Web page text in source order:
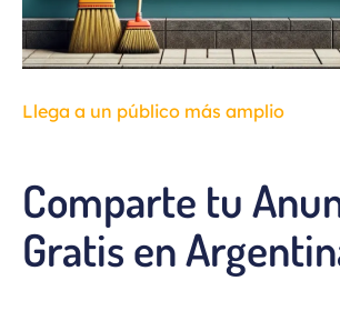
Llega a un público más amplio
Comparte tu
Gratis en